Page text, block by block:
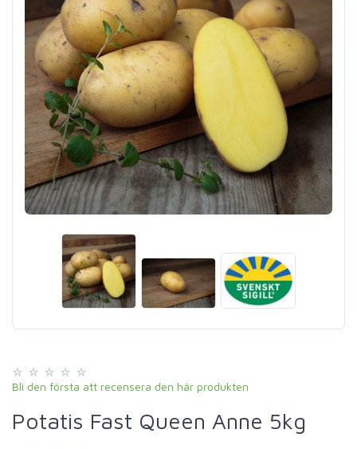
Bli den första att recensera den här produkten
Potatis Fast Queen Anne 5kg